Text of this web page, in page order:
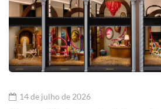
14 de julho de 2026